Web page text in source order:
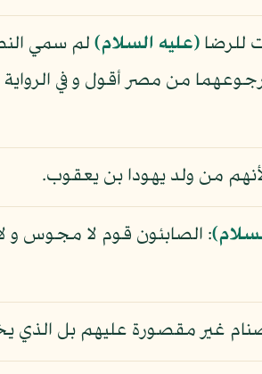
للرضا (عليه السلام)لم سمي
رجوعهما من مصر أقول و في
لأنهم من ولد يهودا بن يعقوب.
: الصابئون قوم لا مجوس و
غير مقصورة عليهم بل